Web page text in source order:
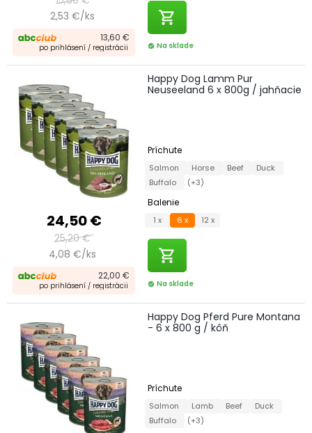
2,53 €/ks
13,60 €
po prihlásení / registrácii
shopping_cart
check_circle Na sklade
24,50 €
25,20 €
4,08 €/ks
22,00 €
po prihlásení / registrácii
Happy Dog Lamm Pur
Neuseeland 6 x 800g / jahňacie
Príchute
Salmon Horse Beef
Duck
Buffalo
(+3)
Balenie
1 x 6 x 12 x
shopping_cart
check_circle Na sklade
Happy Dog Pferd Pure Montana
- 6 x 800 g / kôň
Príchute
Salmon Lamb Beef
Duck
Buffalo
(+3)